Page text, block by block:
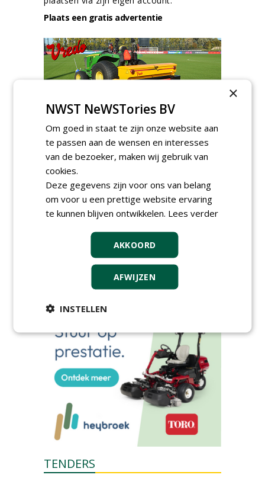
Plaats een gratis advertentie
AGENDA
Klankbordsessies moeten
bijdragen aan uniform
woensdag 23 september 2026
t/m dinsdag 29 september 2026
Nationale Grasdag strijkt
van PEC Zwolle
woensdag 18 november 2026
Save the Date: Green Gala op
woensdag 2 december
woensdag 2 december 2026
TENDERS
×
NWST NeWSTories BV
Om goed in staat te zijn onze website aan
te passen aan de wensen en interesses
van de bezoeker, maken wij gebruik van
cookies.
Deze gegevens zijn voor ons van belang
om voor u een prettige website ervaring
te kunnen blijven ontwikkelen. Lees verder
AKKOORD
AFWIJZEN
INSTELLEN